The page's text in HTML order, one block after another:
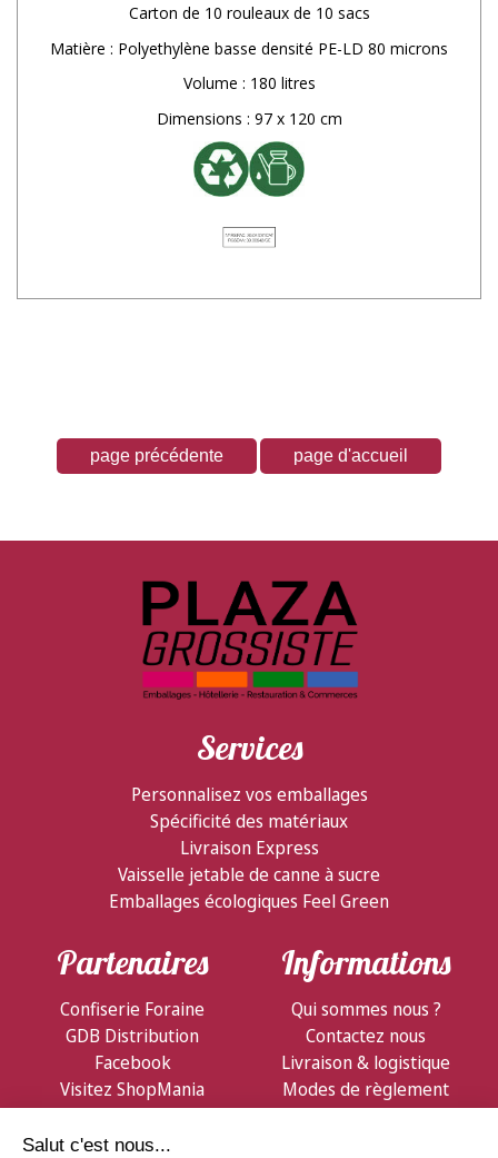
Carton de 10 rouleaux de 10 sacs
Matière : Polyethylène basse densité PE-LD 80 microns
Volume : 180 litres
Dimensions : 97 x 120 cm
Services
Personnalisez vos emballages
Spécificité des matériaux
Livraison Express
Vaisselle jetable de canne à sucre
Emballages écologiques Feel Green
Partenaires
Confiserie Foraine
GDB Distribution
Facebook
Visitez ShopMania
Informations
Qui sommes nous ?
Contactez nous
Livraison & logistique
Modes de règlement
Conditions de vente